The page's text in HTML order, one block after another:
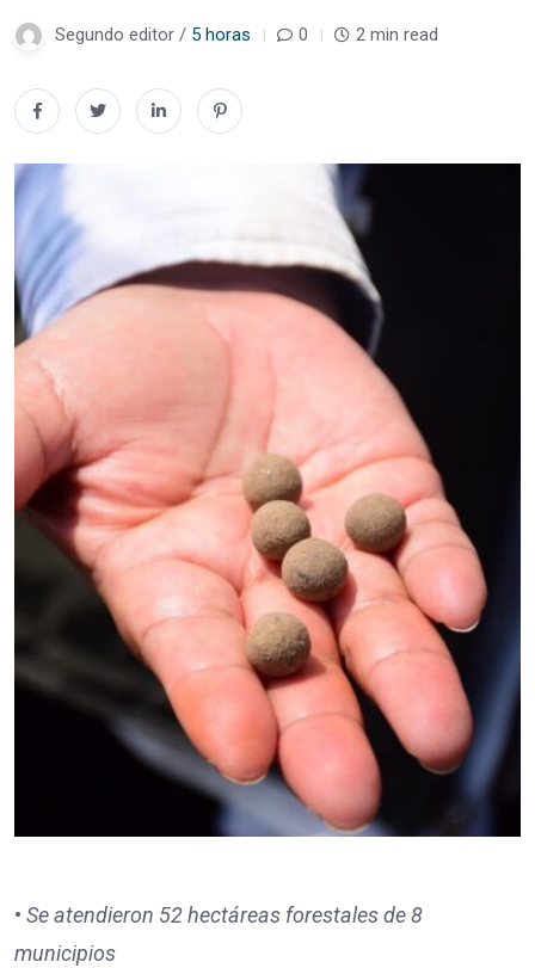
Segundo editor / 5 horas 0 2 min read
• Se atendieron 52 hectáreas forestales de 8
municipios